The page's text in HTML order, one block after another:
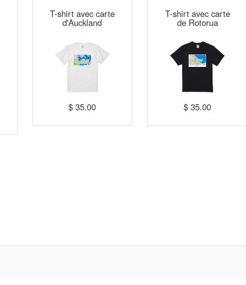
T-shirt avec carte
d'Auckland
$ 35.00
T-shirt avec carte
de Rotorua
$ 35.00